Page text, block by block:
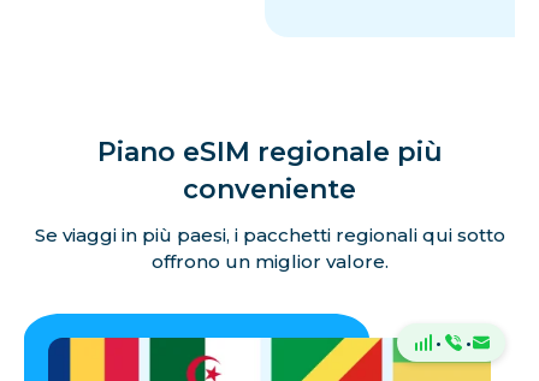
Piano eSIM regionale più
conveniente
Se viaggi in più paesi, i pacchetti regionali qui sotto
offrono un miglior valore.
· ·